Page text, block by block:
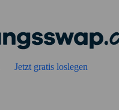
Jetzt gratis loslegen